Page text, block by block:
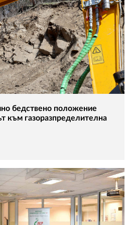
бедствено положение
към газоразпределителна